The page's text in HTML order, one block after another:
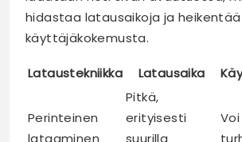
hidastaa latausaikoja ja heikentää
käyttäjäkokemusta.
Lataustekniikka Latausaika
Perinteinen
Pitkä,
erityisesti